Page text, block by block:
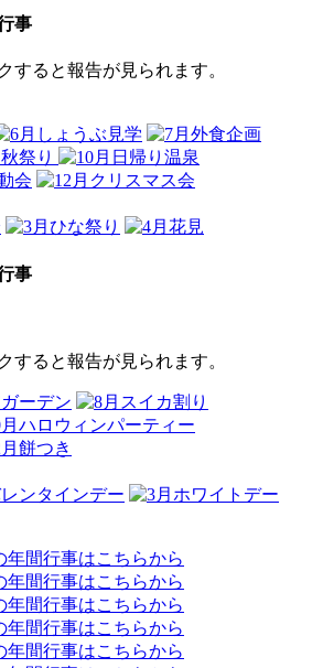
事
すると報告が見られます。
事
すると報告が見られます。
年間行事はこちらから
年間行事はこちらから
年間行事はこちらから
年間行事はこちらから
年間行事はこちらから